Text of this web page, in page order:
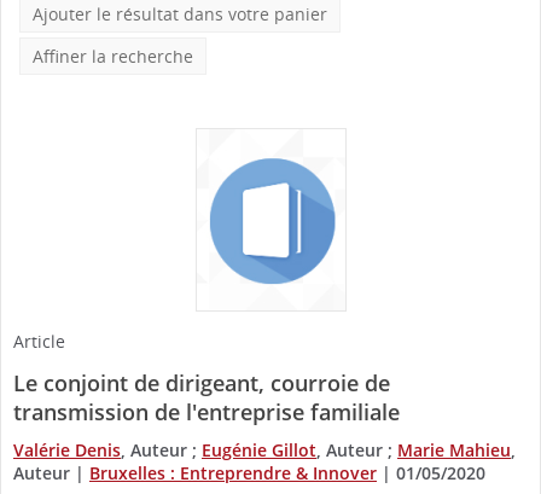
Ajouter le résultat dans votre panier
Affiner la recherche
Article
Le conjoint de dirigeant, courroie de
transmission de l'entreprise familiale
Valérie Denis , Auteur ; Eugénie Gillot , Auteur ; Marie Mahieu
Auteur | Bruxelles : Entreprendre & Innover | 01/05/2020